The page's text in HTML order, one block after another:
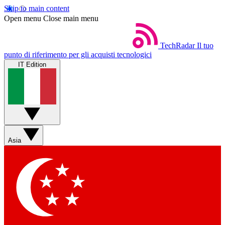
Skip to main content
Open menu Close main menu
TechRadar Il tuo
punto di riferimento per gli acquisti tecnologici
IT Edition
Asia